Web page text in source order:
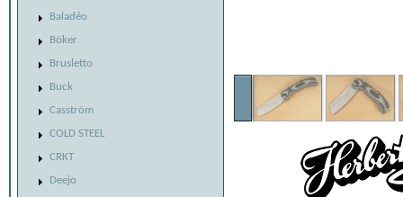
Baladéo
Böker
Brusletto
Buck
Casström
COLD STEEL
CRKT
Deejo